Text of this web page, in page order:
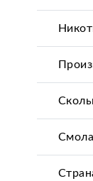
Смола